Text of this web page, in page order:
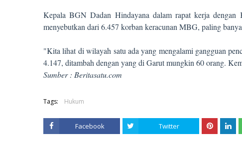
Kepala BGN Dadan Hindayana dalam rapat kerja
menyebutkan dari 6.457 korban keracunan MBG, paling
"Kita lihat di wilayah satu ada yang mengalami gangguan
4.147, ditambah dengan yang di Garut mungkin 60 orang.
Sumber : Beritasatu.com
Tags: Hukum
Facebook Twitter